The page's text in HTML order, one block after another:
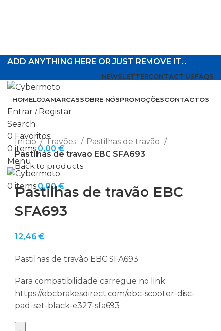
ADD ANYTHING HERE OR JUST REMOVE IT…
NEWSLETTERCONTACT USFAQS
HOMELOJAMARCASSOBRE NÓSPROMOÇÕESCONTACTOS
Entrar / Registar
Search
0 Favoritos
0 items 0,00 €
Menu
0 items 0,00€
Click to enlarge
Início
Travões
Pastilhas de travão
Pastilhas de travão EBC SFA693
Back to products
Pastilhas de travão EBC
SFA693
12,46 €
Pastilhas de travão EBC SFA693
Para compatibilidade carregue no link:
https://ebcbrakesdirect.com/ebc-scooter-disc-
pad-set-black-e327-sfa693